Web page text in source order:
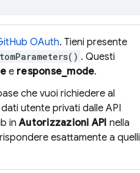
OAuth. Tieni presente
. Questi
e response_mode.
che vuoi richiedere al
utente privati dalle API
inAutorizzazioni API nella
esattamente a quelli